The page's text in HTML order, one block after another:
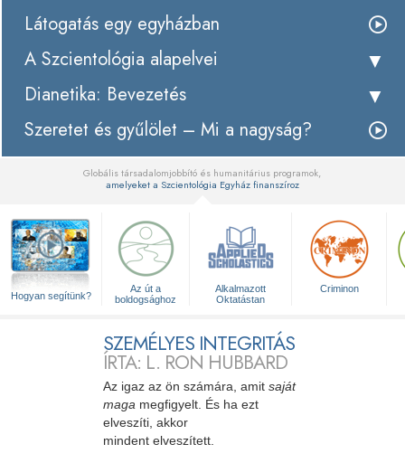
Látogatás egy egyházban
A Szcientológia alapelvei
Dianetika: Bevezetés
Szeretet és gyűlölet – Mi a nagyság?
Globális társadalomjobbító és humanitárius programok,
amelyeket a Szcientológia Egyház finanszíroz
Hogyan segítünk?
Az út a
boldogsághoz
Alkalmazott
Oktatástan
Criminon
SZEMÉLYES INTEGRITÁS
ÍRTA: L. RON HUBBARD
Az igaz az ön számára, amit saját
maga megfigyelt. És ha ezt
elveszíti, akkor
mindent elveszített.